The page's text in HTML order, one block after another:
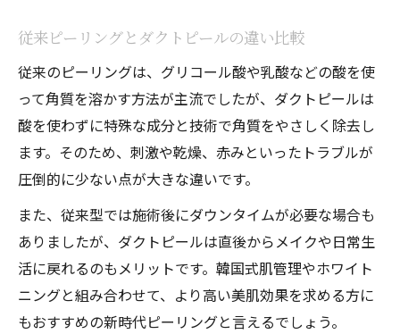
従来ピーリングとダクトピールの違い比較
従来のピーリングは、グリコール酸や乳酸などの酸を使
って角質を溶かす方法が主流でしたが、ダクトピールは
酸を使わずに特殊な成分と技術で角質をやさしく除去し
ます。そのため、刺激や乾燥、赤みといったトラブルが
圧倒的に少ない点が大きな違いです。
また、従来型では施術後にダウンタイムが必要な場合も
ありましたが、ダクトピールは直後からメイクや日常生
活に戻れるのもメリットです。韓国式肌管理やホワイト
ニングと組み合わせて、より高い美肌効果を求める方に
もおすすめの新時代ピーリングと言えるでしょう。